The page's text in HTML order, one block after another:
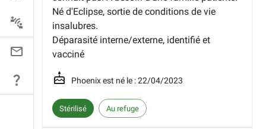
Né d'Eclipse, sortie de conditions de vie
insalubres.
Déparasité interne/externe, identifié et
vacciné
Phoenixest né le :22/04/2023
Stérilisé Au refuge